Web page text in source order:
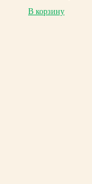
В корзину